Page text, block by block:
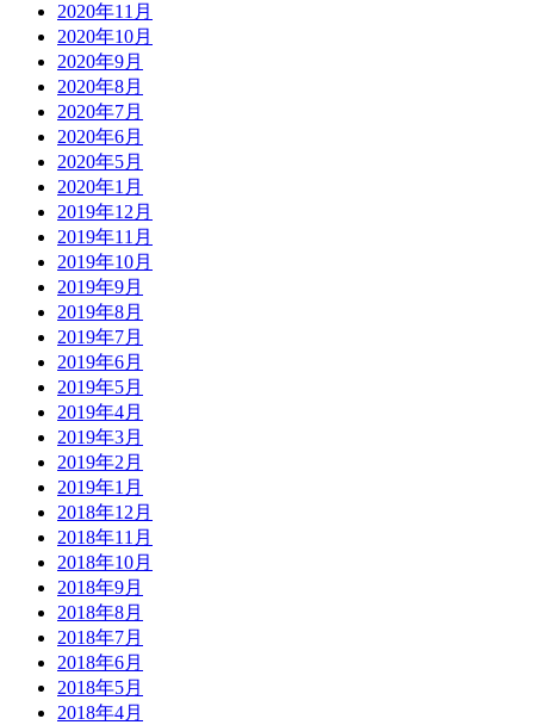
2020年11月
2020年10月
2020年9月
2020年8月
2020年7月
2020年6月
2020年5月
2020年1月
2019年12月
2019年11月
2019年10月
2019年9月
2019年8月
2019年7月
2019年6月
2019年5月
2019年4月
2019年3月
2019年2月
2019年1月
2018年12月
2018年11月
2018年10月
2018年9月
2018年8月
2018年7月
2018年6月
2018年5月
2018年4月